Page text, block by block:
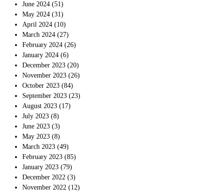
June 2024 (51)
May 2024 (31)
April 2024 (10)
March 2024 (27)
February 2024 (26)
January 2024 (6)
December 2023 (20)
November 2023 (26)
October 2023 (84)
September 2023 (23)
August 2023 (17)
July 2023 (8)
June 2023 (3)
May 2023 (8)
March 2023 (49)
February 2023 (85)
January 2023 (79)
December 2022 (3)
November 2022 (12)